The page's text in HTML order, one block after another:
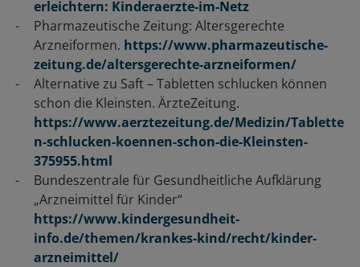
erleichtern: Kinderaerzte-im-Netz
Pharmazeutische Zeitung: Altersgerechte
Arzneiformen. https://www.pharmazeutische-
zeitung.de/altersgerechte-arzneiformen/
Alternative zu Saft – Tabletten schlucken können
schon die Kleinsten. ÄrzteZeitung.
https://www.aerztezeitung.de/Medizin/Tablette
n-schlucken-koennen-schon-die-Kleinsten-
375955.html
Bundeszentrale für Gesundheitliche Aufklärung
„Arzneimittel für Kinder“
https://www.kindergesundheit-
info.de/themen/krankes-kind/recht/kinder-
arzneimittel/